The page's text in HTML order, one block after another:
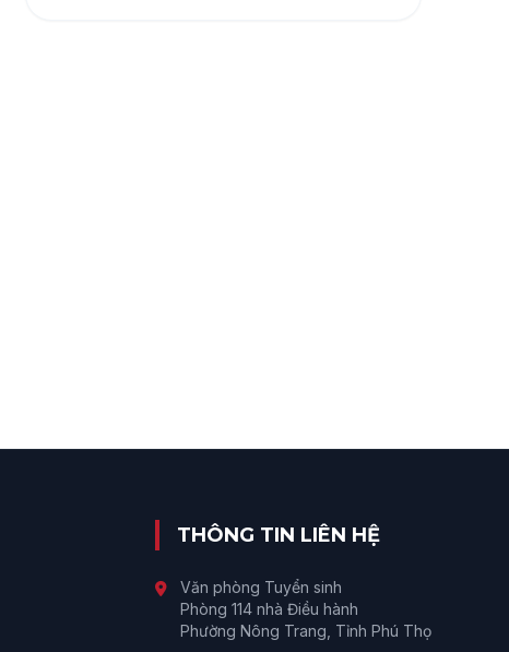
THÔNG TIN LIÊN HỆ
Văn phòng Tuyển sinh
Phòng 114 nhà Điều hành
Phường Nông Trang, Tỉnh Phú Thọ